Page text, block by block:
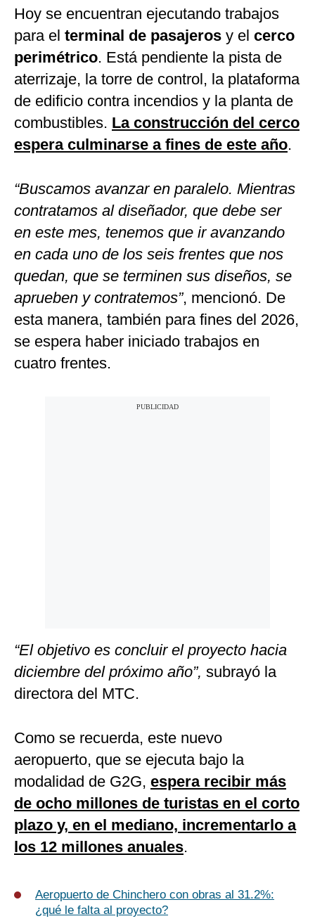
Hoy se encuentran ejecutando trabajos
para el terminal de pasajeros y el cerco
perimétrico. Está pendiente la pista de
aterrizaje, la torre de control, la plataforma
de edificio contra incendios y la planta de
combustibles. La construcción del cerco
espera culminarse a fines de este año.
“Buscamos avanzar en paralelo. Mientras
contratamos al diseñador, que debe ser
en este mes, tenemos que ir avanzando
en cada uno de los seis frentes que nos
quedan, que se terminen sus diseños, se
aprueben y contratemos”, mencionó. De
esta manera, también para fines del 2026,
se espera haber iniciado trabajos en
cuatro frentes.
“El objetivo es concluir el proyecto hacia
diciembre del próximo año”, subrayó la
directora del MTC.
Como se recuerda, este nuevo
aeropuerto, que se ejecuta bajo la
modalidad de G2G, espera recibir más
de ocho millones de turistas en el corto
plazo y, en el mediano, incrementarlo a
los 12 millones anuales.
Aeropuerto de Chinchero con obras al 31.2%:
¿qué le falta al proyecto?